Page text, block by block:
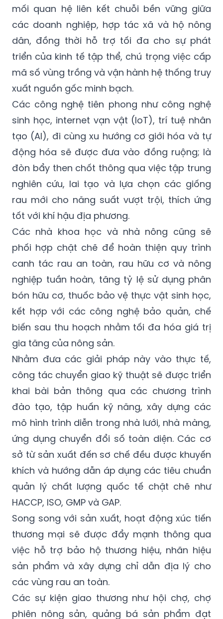
mối quan hệ liên kết chuỗi bền vững giữa
các doanh nghiệp, hợp tác xã và hộ nông
dân, đồng thời hỗ trợ tối đa cho sự phát
triển của kinh tế tập thể, chú trọng việc cấp
mã số vùng trồng và vận hành hệ thống truy
xuất nguồn gốc minh bạch.
Các công nghệ tiên phong như công nghệ
sinh học, internet vạn vật (IoT), trí tuệ nhân
tạo (AI), đi cùng xu hướng cơ giới hóa và tự
động hóa sẽ được đưa vào đồng ruộng; là
đòn bẩy then chốt thông qua việc tập trung
nghiên cứu, lai tạo và lựa chọn các giống
rau mới cho năng suất vượt trội, thích ứng
tốt với khí hậu địa phương.
Các nhà khoa học và nhà nông cũng sẽ
phối hợp chặt chẽ để hoàn thiện quy trình
canh tác rau an toàn, rau hữu cơ và nông
nghiệp tuần hoàn, tăng tỷ lệ sử dụng phân
bón hữu cơ, thuốc bảo vệ thực vật sinh học,
kết hợp với các công nghệ bảo quản, chế
biến sau thu hoạch nhằm tối đa hóa giá trị
gia tăng của nông sản.
Nhằm đưa các giải pháp này vào thực tế,
công tác chuyển giao kỹ thuật sẽ được triển
khai bài bản thông qua các chương trình
đào tạo, tập huấn kỹ năng, xây dựng các
mô hình trình diễn trong nhà lưới, nhà màng,
ứng dụng chuyển đổi số toàn diện. Các cơ
sở từ sản xuất đến sơ chế đều được khuyến
khích và hướng dẫn áp dụng các tiêu chuẩn
quản lý chất lượng quốc tế chặt chẽ như
HACCP, ISO, GMP và GAP.
Song song với sản xuất, hoạt động xúc tiến
thương mại sẽ được đẩy mạnh thông qua
việc hỗ trợ bảo hộ thương hiệu, nhãn hiệu
sản phẩm và xây dựng chỉ dẫn địa lý cho
các vùng rau an toàn.
Các sự kiện giao thương như hội chợ, chợ
phiên nông sản, quảng bá sản phẩm đạt